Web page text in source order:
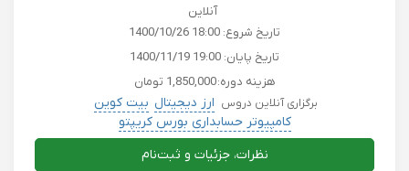
آنلاین
تاریخ شروع: 1400/10/26 18:00
تاریخ پایان: 1400/11/19 19:00
هزینه دوره:1,850,000 تومان
برگزاری آنلاین دروس ارز دیجیتال بیت کوین
کامپیوتر حسابداری بورس کریپتو
نظرات، جزئیات و ثبت‌نام